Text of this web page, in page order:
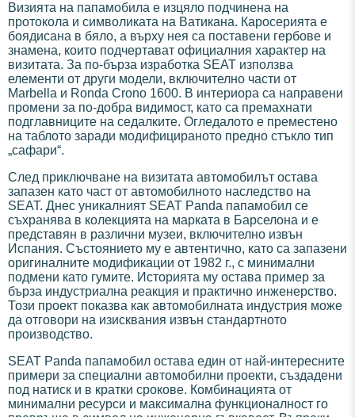
Визията на папамобила е изцяло подчинена на
протокола и символиката на Ватикана. Каросерията е
боядисана в бяло, а върху нея са поставени гербове и
знамена, които подчертават официалния характер на
визитата. За по-бърза изработка SEAT използва
елементи от други модели, включително части от
Marbella и Ronda Crono 1600. В интериора са направени
промени за по-добра видимост, като са премахнати
подглавниците на седалките. Огледалото е преместено
на таблото заради модифицираното предно стъкло тип
„сафари“.
След приключване на визитата автомобилът остава
запазен като част от автомобилното наследство на
SEAT. Днес уникалният SEAT Panda папамобил се
съхранява в колекцията на марката в Барселона и е
представян в различни музеи, включително извън
Испания. Състоянието му е автентично, като са запазени
оригиналните модификации от 1982 г., с минимални
подмени като гумите. Историята му остава пример за
бърза индустриална реакция и практично инженерство.
Този проект показва как автомобилната индустрия може
да отговори на изисквания извън стандартното
производство.
SEAT Panda папамобил остава един от най-интересните
примери за специални автомобилни проекти, създадени
под натиск и в кратки срокове. Комбинацията от
минимални ресурси и максимална функционалност го